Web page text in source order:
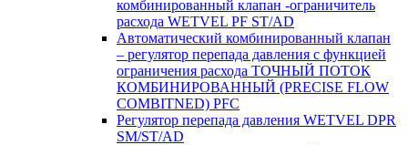
комбинированный клапан -ограничитель
расхода WETVEL PF ST/AD
Автоматический комбинированный клапан
– регулятор перепада давления с функцией
ограничения расхода ТОЧНЫЙ ПОТОК
КОМБИНИРОВАННЫЙ (PRECISE FLOW
COMBIТNED) PFC
Регулятор перепада давления WETVEL DPR
SM/ST/AD